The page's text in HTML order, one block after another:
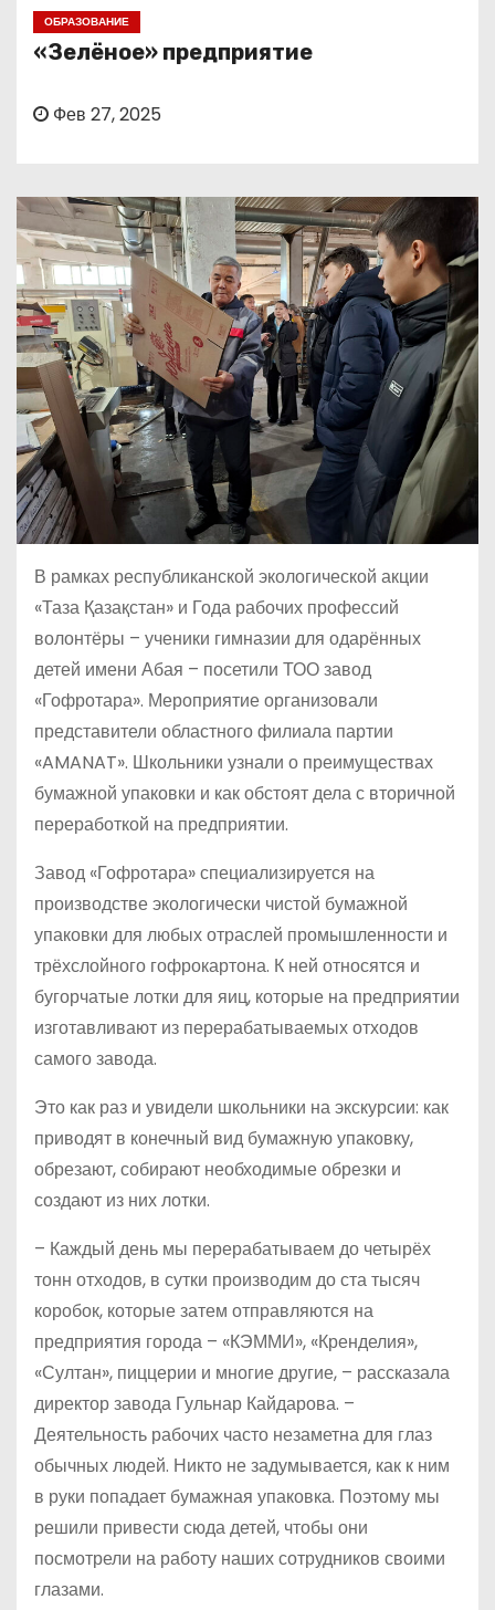
ОБРАЗОВАНИЕ
«Зелёное» предприятие
Фев 27, 2025
В рамках республиканской экологической акции
«Таза Қазақстан» и Года рабочих профессий
волонтёры – ученики гимназии для одарённых
детей имени Абая – посетили ТОО завод
«Гофротара». Мероприятие организовали
представители областного филиала партии
«AMANAT». Школьники узнали о преимуществах
бумажной упаковки и как обстоят дела с вторичной
переработкой на предприятии.
Завод «Гофротара» специализируется на
производстве экологически чистой бумажной
упаковки для любых отраслей промышленности и
трёхслойного гофрокартона. К ней относятся и
бугорчатые лотки для яиц, которые на предприятии
изготавливают из перерабатываемых отходов
самого завода.
Это как раз и увидели школьники на экскурсии: как
приводят в конечный вид бумажную упаковку,
обрезают, собирают необходимые обрезки и
создают из них лотки.
– Каждый день мы перерабатываем до четырёх
тонн отходов, в сутки производим до ста тысяч
коробок, которые затем отправляются на
предприятия города – «КЭММИ», «Кренделия»,
«Султан», пиццерии и многие другие, – рассказала
директор завода Гульнар Кайдарова. –
Деятельность рабочих часто незаметна для глаз
обычных людей. Никто не задумывается, как к ним
в руки попадает бумажная упаковка. Поэтому мы
решили привести сюда детей, чтобы они
посмотрели на работу наших сотрудников своими
глазами.